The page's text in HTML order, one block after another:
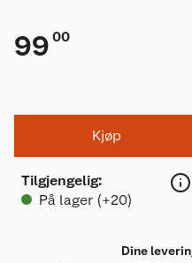
99 00
Kjøp
Tilgjengelig:
På lager (+20)
Dine